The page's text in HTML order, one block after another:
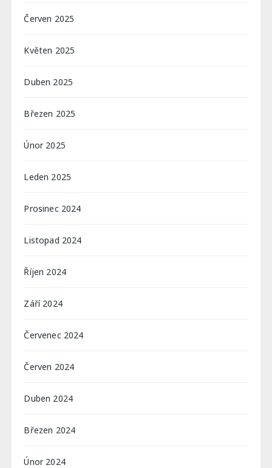
Červen 2025
Květen 2025
Duben 2025
Březen 2025
Únor 2025
Leden 2025
Prosinec 2024
Listopad 2024
Říjen 2024
Září 2024
Červenec 2024
Červen 2024
Duben 2024
Březen 2024
Únor 2024